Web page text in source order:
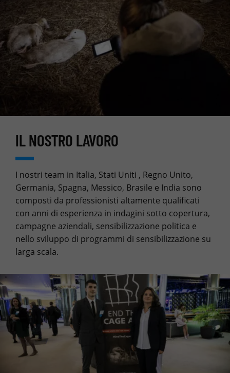
IL NOSTRO LAVORO
I nostri team in Italia, Stati Uniti , Regno Unito,
Germania, Spagna, Messico, Brasile e India sono
composti da professionisti altamente qualificati
con anni di esperienza in indagini sotto copertura,
campagne aziendali, sensibilizzazione politica e
nello sviluppo di programmi di sensibilizzazione su
larga scala.